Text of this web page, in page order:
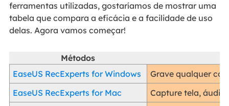
ferramentas utilizadas, gostaríamos de mostrar uma
tabela que compara a eficácia e a facilidade de uso
delas. Agora vamos começar!
Métodos
EaseUS RecExperts for Windows
Grave qualquer
EaseUS RecExperts for Mac
Capture tela, áudio